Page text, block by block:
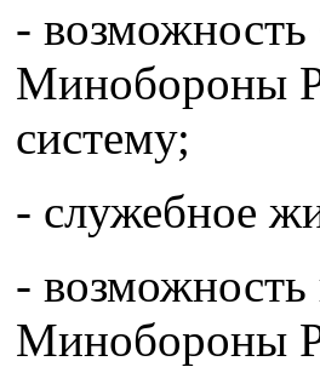
- возможность
Минобороны
систему;
- служебное
- возможность
Минобороны